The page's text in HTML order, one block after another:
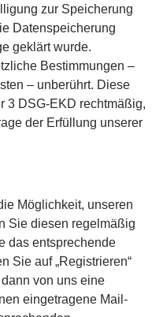
zur Speicherung
Datenspeicherung
geklärt wurde.
Bestimmungen –
– unberührt. Diese
3 DSG-EKD rechtmäßig,
der Erfüllung unserer
Möglichkeit, unseren
Sie diesen regelmäßig
das entsprechende
Sie auf „Registrieren“
von uns eine
eingetragene Mail-